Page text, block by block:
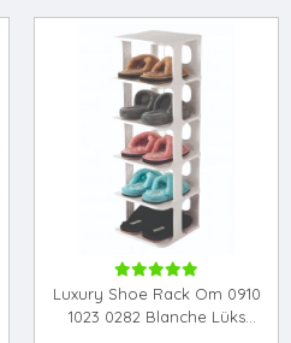
Luxury Shoe Rack Om 0910
1023 0282 Blanche Lüks